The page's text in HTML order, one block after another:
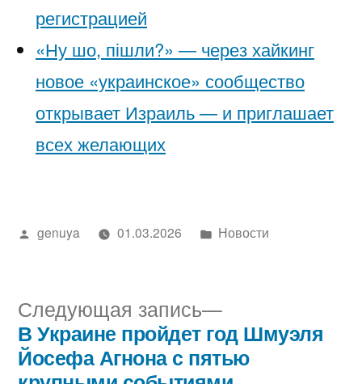
регистрацией
«Ну шо, пішли?» — через хайкинг
новое «украинское» сообщество
открывает Израиль — и приглашает
всех желающих
Написано
genuya 01.03.2026
Написано
Новости
Навигация
Следующая запись
Следующая
запись:
В Украине пройдет год Шмуэля
Йосефа Агнона с пятью